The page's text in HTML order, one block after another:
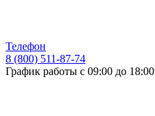
Телефон
8 (800) 511-87-74
График работы с 09:00 до 18:00